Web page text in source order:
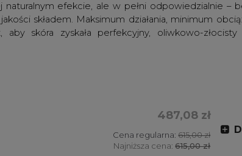
naturalnym efekcie, ale w pełni odpowiedzialnie –
składem. Maksimum działania, minimum
aby skóra zyskała perfekcyjny, oliwkowo-
487,08 zł
Cena regularna:615,00 zł
Najniższa cena:615,00 zł